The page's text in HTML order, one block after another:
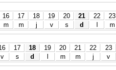
16 17 18 19 20 21 22 23
m m j v s d m
17 18 19 20 21 22 23
v s d m m j v